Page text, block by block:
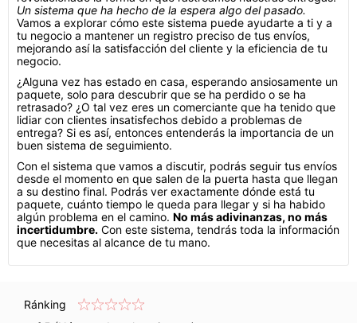
Un sistema que ha hecho de la espera algo del pasado.
Vamos a explorar cómo este sistema puede ayudarte a ti y a
tu negocio a mantener un registro preciso de tus envíos,
mejorando así la satisfacción del cliente y la eficiencia de tu
negocio.
¿Alguna vez has estado en casa, esperando ansiosamente un
paquete, solo para descubrir que se ha perdido o se ha
retrasado? ¿O tal vez eres un comerciante que ha tenido que
lidiar con clientes insatisfechos debido a problemas de
entrega? Si es así, entonces entenderás la importancia de un
buen sistema de seguimiento.
Con el sistema que vamos a discutir, podrás seguir tus envíos
desde el momento en que salen de la puerta hasta que llegan
a su destino final. Podrás ver exactamente dónde está tu
paquete, cuánto tiempo le queda para llegar y si ha habido
algún problema en el camino. No más adivinanzas, no más
incertidumbre. Con este sistema, tendrás toda la información
que necesitas al alcance de tu mano.
Ránking